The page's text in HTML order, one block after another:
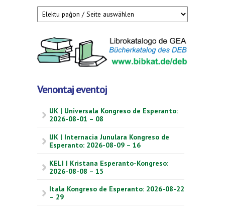
Venontaj eventoj
UK | Universala Kongreso de Esperanto:
2026-08-01 – 08
IJK | Internacia Junulara Kongreso de
Esperanto: 2026-08-09 – 16
KELI | Kristana Esperanto-Kongreso:
2026-08-08 – 15
Itala Kongreso de Esperanto: 2026-08-22
– 29